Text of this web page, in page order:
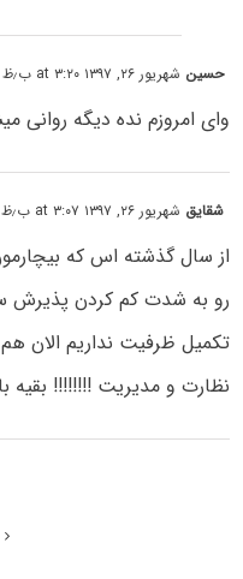
حسین شهریور ۲۶, ۱۳۹۷ at ۳:۲۰ ب٫ظ
وای امروزم نده دیگه روانی
شقایق شهریور ۲۶, ۱۳۹۷ at ۳:۰۷ ب٫ظ
از سال گذشته اس که
رو به شدت کم کردن
تکمیل ظرفیت نداریم الان
نظارت و مدیریت !!!!!!!! بقیه